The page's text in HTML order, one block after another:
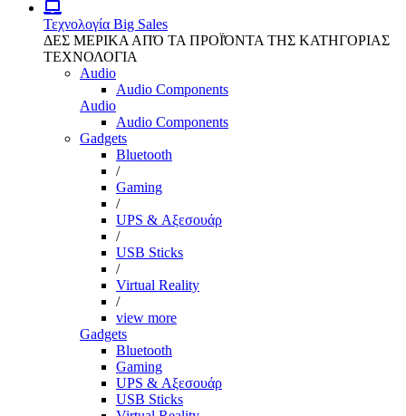
Τεχνολογία Big Sales
ΔΕΣ ΜΕΡΙΚΑ ΑΠΌ ΤΑ ΠΡΟΪΌΝΤΑ ΤΗΣ ΚΑΤΗΓΟΡΙΑΣ
ΤΕΧΝΟΛΟΓΙΑ
Audio
Audio Components
Audio
Audio Components
Gadgets
Bluetooth
/
Gaming
/
UPS & Αξεσουάρ
/
USB Sticks
/
Virtual Reality
/
view more
Gadgets
Bluetooth
Gaming
UPS & Αξεσουάρ
USB Sticks